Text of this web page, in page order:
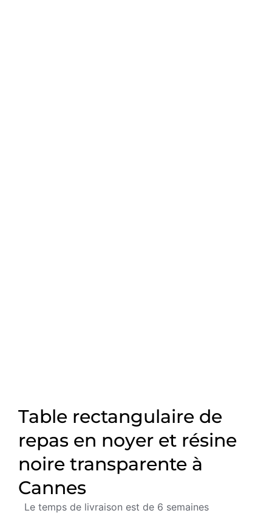
Table rectangulaire de
repas en noyer et résine
noire transparente à
Cannes
Le temps de livraison est de 6 semaines